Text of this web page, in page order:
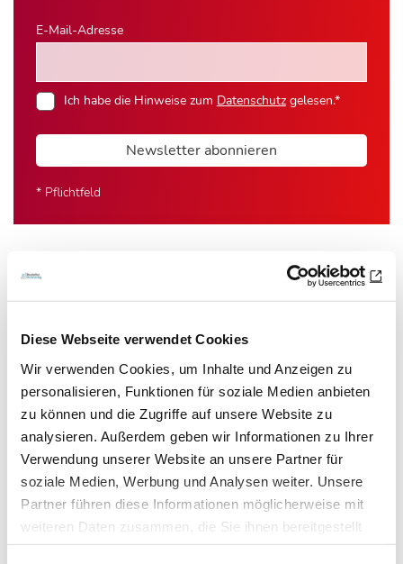
Diese Webseite verwendet Cookies
Wir verwenden Cookies, um Inhalte und Anzeigen zu
personalisieren, Funktionen für soziale Medien anbieten
zu können und die Zugriffe auf unsere Website zu
analysieren. Außerdem geben wir Informationen zu Ihrer
Verwendung unserer Website an unsere Partner für
soziale Medien, Werbung und Analysen weiter. Unsere
Partner führen diese Informationen möglicherweise mit
weiteren Daten zusammen, die Sie ihnen bereitgestellt
haben oder die sie im Rahmen Ihrer Nutzung der Dienste
E-Mail-Adresse
Ich habe die Hinweise zum Datenschutzgelesen.*
Newsletter abonnieren
* Pflichtfeld
Das könnte Sie auch interessieren: